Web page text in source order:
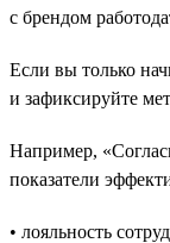
с брендом
Если вы только
и зафиксируйте
Например,
показатели
• лояльность